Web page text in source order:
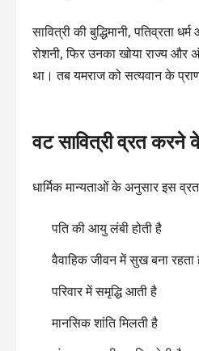
सावित्री की बुद्धिमानी,
रोशनी, फिर उनका खोया राज्य और
था। तब यमराज को सत्यवान के
वट सावित्री व्रत करने
धार्मिक मान्यताओं के अनुसार इस
पति की आयु लंबी होती है
वैवाहिक जीवन में सुख बना रहता
परिवार में समृद्धि आती है
मानसिक शांति मिलती है